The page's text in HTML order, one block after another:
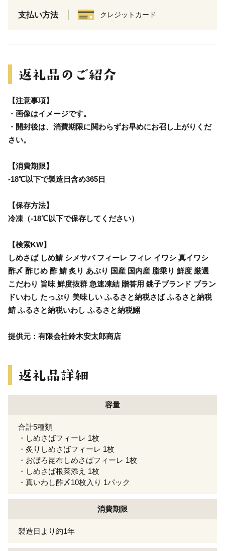
支払い方法 クレジットカード
【注意事項】
・画像はイメージです。
・開封後は、消費期限に関わらずお早めにお召し上がりくだ
さい。
【消費期限】
-18℃以下で製造日含め365日
【保存方法】
冷凍（-18℃以下で保存してください）
【検索KW】
しめさば しめ鯖 シメサバ フィーレ フィレ イワシ 真イワシ
酢〆 酢じめ 酢 鯖 炙り あぶり 国産 国内産 脂乗り 鮮度 厳選
こだわり 旨味 鮮度抜群 急速凍結 贈答用 銚子ブランド ブラン
ドいわし たっぷり 美味しい ふるさと納税さば ふるさと納税
鯖 ふるさと納税いわし ふるさと納税鰯
提供元：有限会社鈴木安太郎商店
容量
合計5種類
・しめさばフィーレ 1枚
・炙りしめさばフィーレ 1枚
・おぼろ昆布しめさばフィーレ 1枚
・しめさば根菜添え 1枚
・真いわし酢〆10枚入り 1パック
消費期限
製造日より約1年